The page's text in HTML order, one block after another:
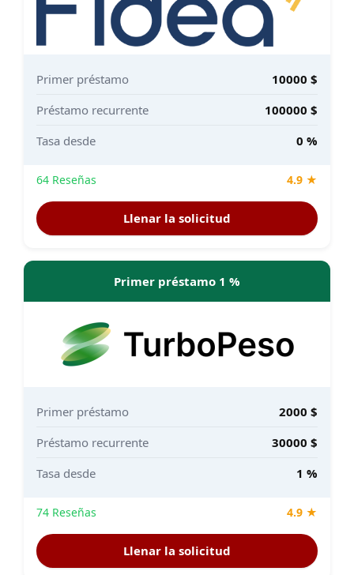
Primer préstamo
10000 $
Préstamo recurrente
100000 $
Tasa desde
0 %
64 Reseñas 4.9 ★
Llenar la solicitud
Primer préstamo 1 %
Primer préstamo
2000 $
Préstamo recurrente
30000 $
Tasa desde
1 %
74 Reseñas 4.9 ★
Llenar la solicitud